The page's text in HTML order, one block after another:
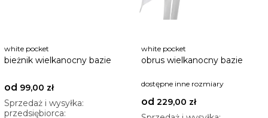
white pocket
bieżnik wielkanocny bazie
od 99,00 zł
Sprzedaż i wysyłka:
przedsiębiorca:
white pocket
obrus wielkanocny bazie
dostępne inne rozmiary
od 229,00 zł